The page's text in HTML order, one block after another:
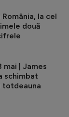
la cel
două
mai | James
schimbat
totdeauna